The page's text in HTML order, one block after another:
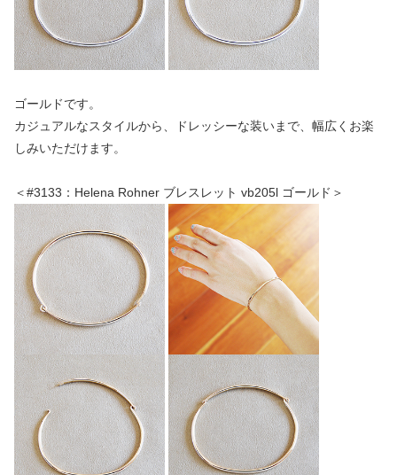
ゴールドです。
カジュアルなスタイルから、ドレッシーな装いまで、幅広くお楽
しみいただけます。
＜#3133：Helena Rohner ブレスレット vb205l ゴールド＞